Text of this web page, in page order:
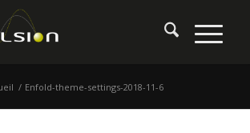
/ Enfold-theme-settings-2018-11-6